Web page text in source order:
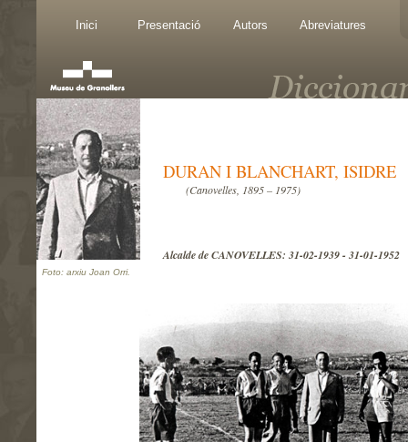
Inici Presentació Autors Abreviatures
DURAN I BLANCHART, ISIDRE
(Canovelles, 1895 – 1975)
Alcalde de CANOVELLES: 31-02-1939 - 31-01-1952
Foto: arxiu Joan Orri.